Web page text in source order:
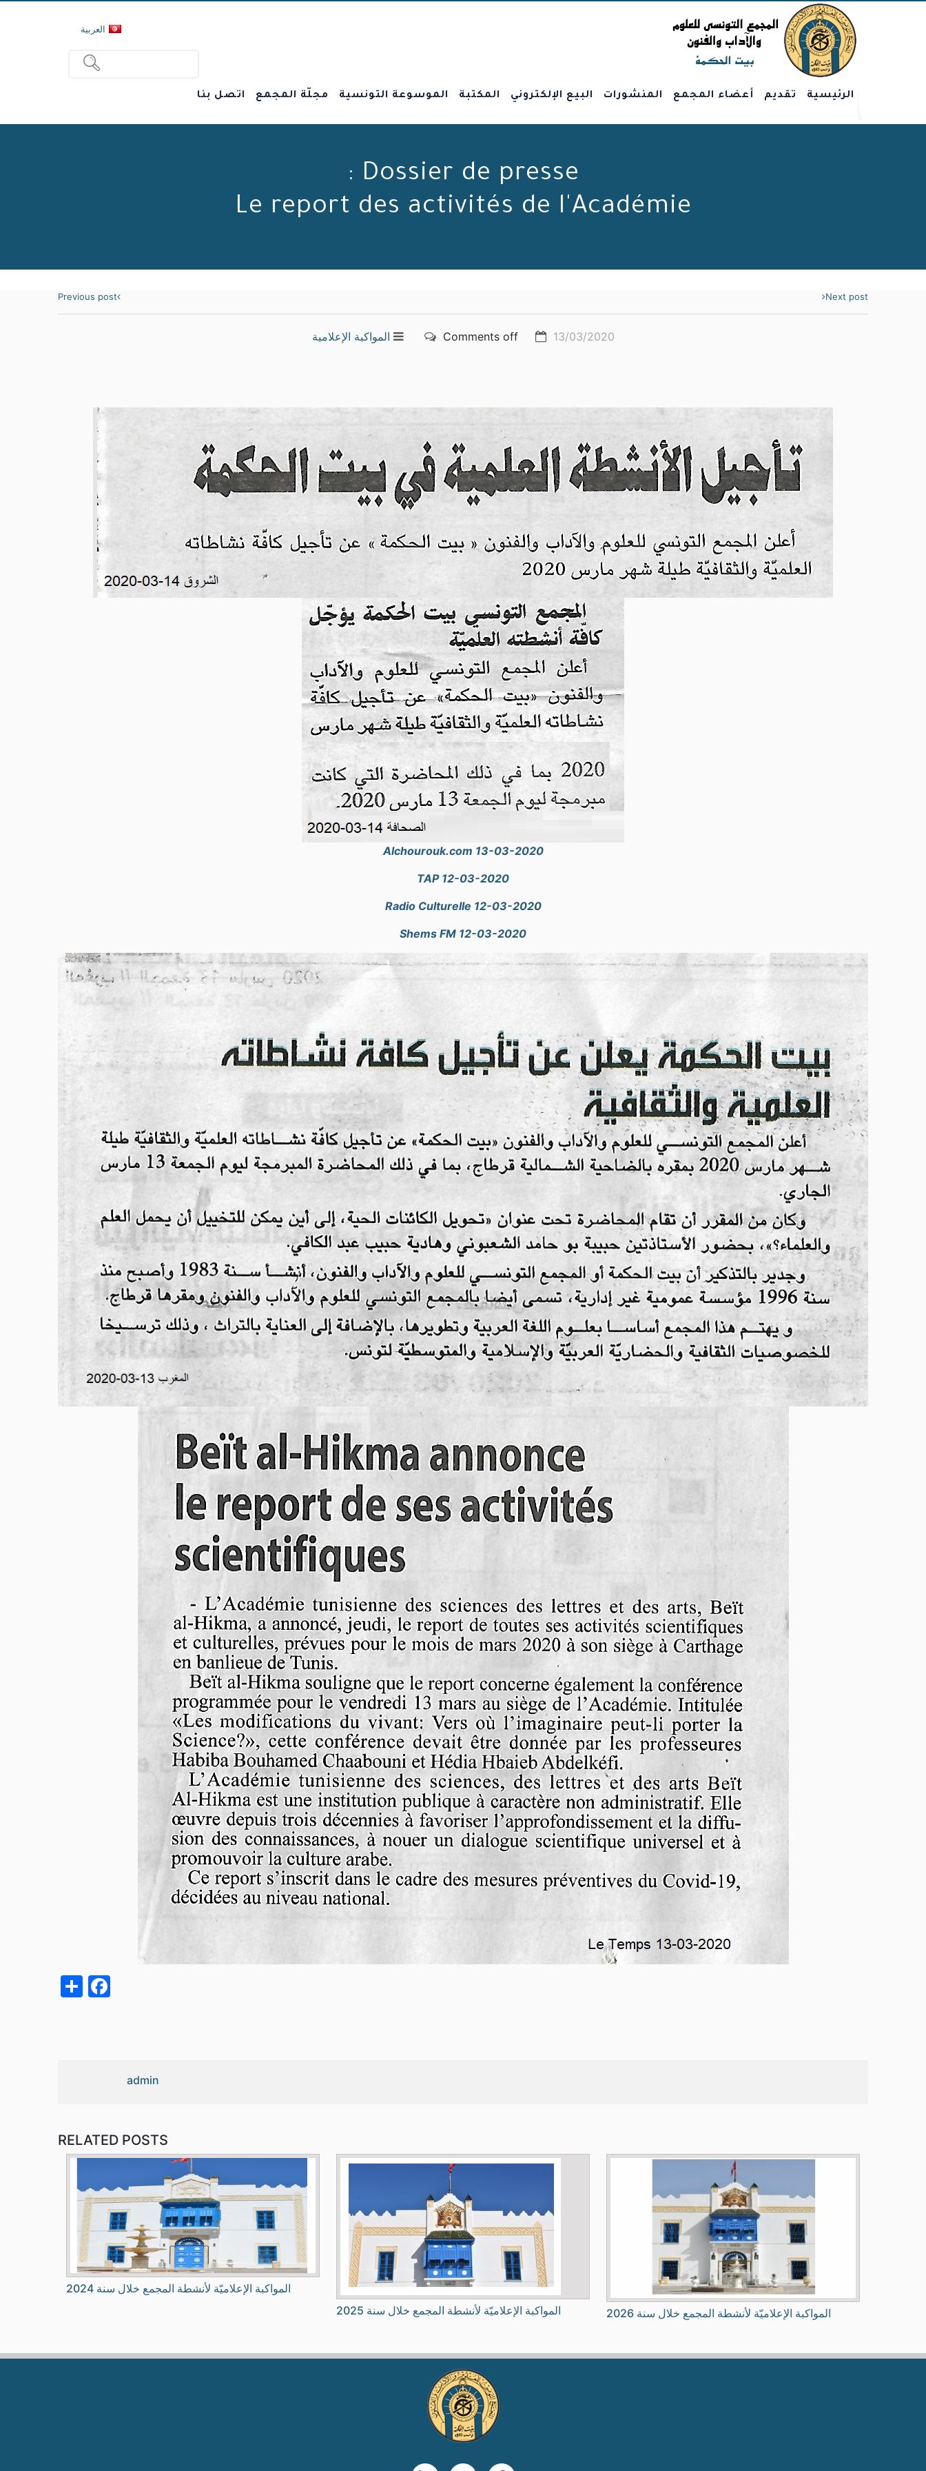
العربية
الرئيسية تقديم أعضاء المجمع المنشورات البيع الإلكتروني المكتبة الموسوعة التونسية مجلّة المجمع اتصل بنا
Dossier de presse :
Le report des activités de l'Académie
Previous post Next post
13/03/2020
Comments off المواكبة الإعلامية
Alchourouk.com 13-03-2020
TAP 12-03-2020
Radio Culturelle 12-03-2020
Shems FM 12-03-2020
admin
RELATED POSTS
المواكبة الإعلاميّة لأنشطة المجمع خلال سنة 2026 المواكبة الإعلاميّة لأنشطة المجمع خلال سنة 2025
المواكبة الإعلاميّة لأنشطة المجمع خلال سنة 2024